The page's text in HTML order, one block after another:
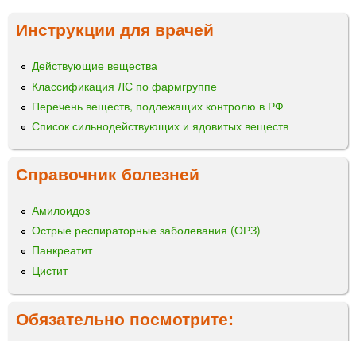
Инструкции для врачей
Действующие вещества
Классификация ЛС по фармгруппе
Перечень веществ, подлежащих контролю в РФ
Список сильнодействующих и ядовитых веществ
Справочник болезней
Амилоидоз
Острые респираторные заболевания (ОРЗ)
Панкреатит
Цистит
Обязательно посмотрите: